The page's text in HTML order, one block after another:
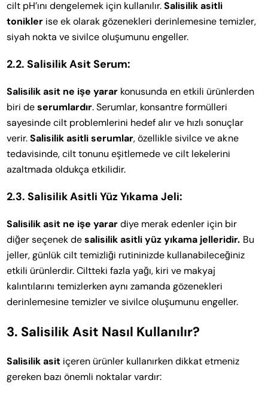
cilt pH’ını dengelemek için kullanılır.Salisilik asitli
tonikler ise ek olarak gözenekleri derinlemesine temizler,
siyah nokta ve sivilce oluşumunu engeller.
2.2. Salisilik Asit Serum:
Salisilik asit ne işe yarar konusunda en etkili ürünlerden
biri deserumlardır. Serumlar, konsantre formülleri
sayesinde cilt problemlerini hedef alır ve hızlı sonuçlar
verir.Salisilik asitli serumlar, özellikle sivilce ve akne
tedavisinde, cilt tonunu eşitlemede ve cilt lekelerini
azaltmada oldukça etkilidir.
2.3. Salisilik Asitli Yüz Yıkama Jeli:
Salisilik asit ne işe yarardiye merak edenler için bir
diğer seçenek desalisilik asitli yüz yıkama jelleridir. Bu
jeller, günlük cilt temizliği rutininizde kullanabileceğiniz
etkili ürünlerdir. Ciltteki fazla yağı, kiri ve makyaj
kalıntılarını temizlerken aynı zamanda gözenekleri
derinlemesine temizler ve sivilce oluşumunu engeller.
3. Salisilik Asit Nasıl Kullanılır?
Salisilik asit içeren ürünler kullanırken dikkat etmeniz
gereken bazı önemli noktalar vardır: